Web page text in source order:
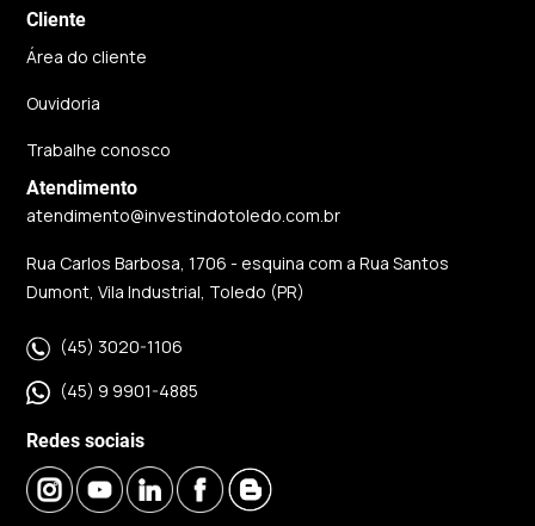
Cliente
Área do cliente
Ouvidoria
Trabalhe conosco
Atendimento
atendimento@investindotoledo.com.br
Rua Carlos Barbosa, 1706 - esquina com a Rua Santos
Dumont, Vila Industrial, Toledo (PR)
(45) 3020-1106
(45) 9 9901-4885
Redes sociais